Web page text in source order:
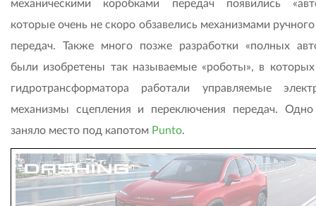
механическими коробками передач появились
которые очень не скоро обзавелись механизмами
передач. Также много позже разработки «полных
были изобретены так называемые «роботы», в
гидротрансформатора работали управляемые
механизмы сцепления и переключения передач.
заняло место под капотом Punto.